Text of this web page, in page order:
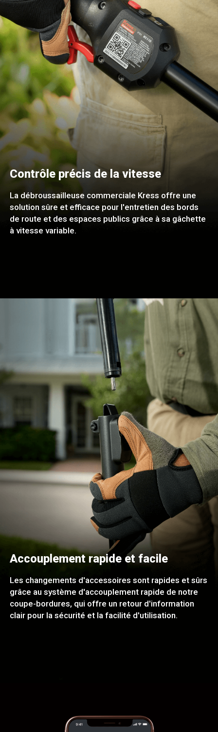
Contrôle précis de la vitesse
La débroussailleuse commerciale Kress offre une
solution sûre et efficace pour l'entretien des bords
de route et des espaces publics grâce à sa gâchette
à vitesse variable.
Accouplement rapide et facile
Les changements d'accessoires sont rapides et sûrs
grâce au système d'accouplement rapide de notre
coupe-bordures, qui offre un retour d'information
clair pour la sécurité et la facilité d'utilisation.